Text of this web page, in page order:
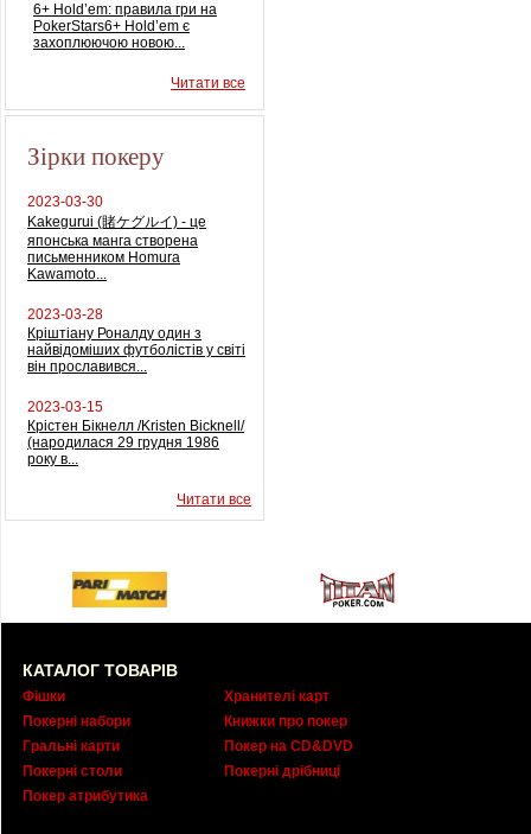
6+ Hold’em: правила гри на
PokerStars6+ Hold’em є
захоплюючою новою...
Читати все
Зірки покеру
2023-03-30
Kakegurui (賭ケグルイ) - це
японська манга створена
письменником Homura
Kawamoto...
2023-03-28
Кріштіану Роналду один з
найвідоміших футболістів у світі
він прославився...
2023-03-15
Крістен Бікнелл /Kristen Bicknell/
(народилася 29 грудня 1986
року в...
Читати все
КАТАЛОГ ТОВАРІВ
Фішки
Покерні набори
Гральні карти
Покерні столи
Покер атрибутика
Хранителі карт
Книжки про покер
Покер на CD&DVD
Покерні дрібниці